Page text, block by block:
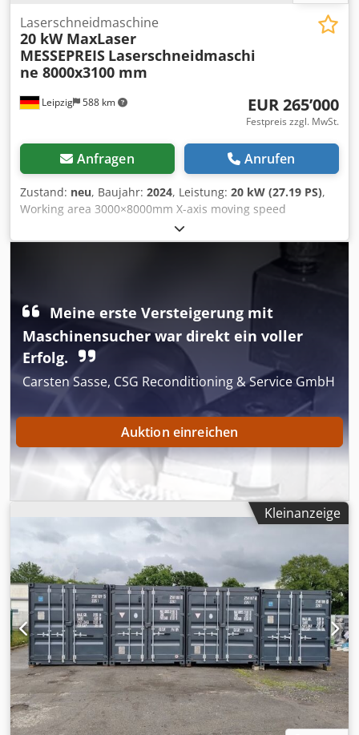
Leipzig 588 km
Laserschneidmaschine
20 kW MaxLaser
MESSEPREIS Laserschneidmaschi
ne 8000x3100 mm
EUR 265’000
Festpreis zzgl. MwSt.
Anfragen Anrufen
Zustand: neu, Baujahr: 2024, Leistung: 20 kW (27.19 PS),
Working area 3000×8000mm X-axis moving speed
110m/min Y1-axis moving speed 110m/min Y2-axis moving
speed 40m/min Repositioning accuracy ±0.03mm/m
Dkjdpfx Aenkaqlofqer Positioning accuracy ±0.05mm
Maximum linkage speed 140m/min Maximum linkage
Meine erste Versteigerung mit
Maschinensucher war direkt ein voller
Erfolg.
Carsten Sasse, CSG Reconditioning & Service GmbH
Auktion einreichen
Kleinanzeige